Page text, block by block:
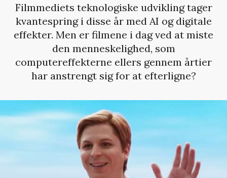
Filmmediets teknologiske udvikling tager
kvantespring i disse år med AI og digitale
effekter. Men er filmene i dag ved at miste
den menneskelighed, som
computereffekterne ellers gennem årtier
har anstrengt sig for at efterligne?